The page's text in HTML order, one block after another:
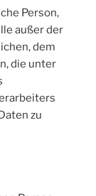
Person,
außer der
dem
die unter
zu